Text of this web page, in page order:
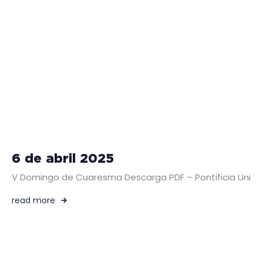
6 de abril 2025
V Domingo de Cuaresma Descarga PDF – Pontificia
read more